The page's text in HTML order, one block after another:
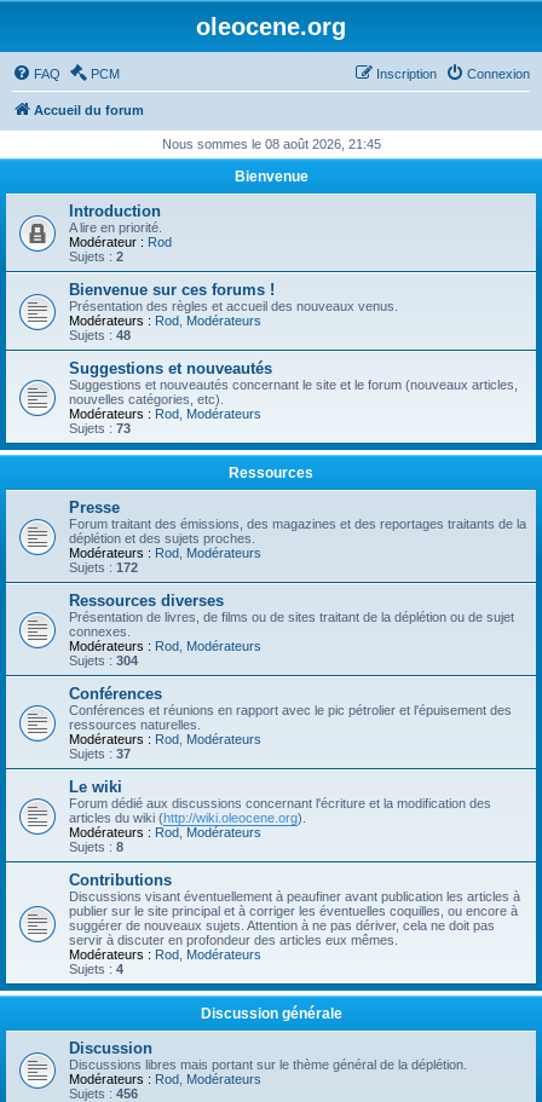
oleocene.org
FAQ PCM Connexion
Inscription
Accueil du forum
Nous sommes le 08 août 2026, 21:45
Bienvenue
Introduction
A lire en priorité.
Modérateur : Rod
Sujets : 2
Bienvenue sur ces forums !
Présentation des règles et accueil des nouveaux venus.
Modérateurs : Rod Modérateurs
Sujets : 48
Suggestions et nouveautés
Suggestions et nouveautés concernant le site et le forum (nouveaux articles,
nouvelles catégories, etc).
Modérateurs : Rod Modérateurs
Sujets : 73
Ressources
Presse
Forum traitant des émissions, des magazines et des reportages traitants de la
déplétion et des sujets proches.
Modérateurs : Rod Modérateurs
Sujets : 172
Ressources diverses
Présentation de livres, de films ou de sites traitant de la déplétion ou de sujet
connexes.
Modérateurs : Rod Modérateurs
Sujets : 304
Conférences
Conférences et réunions en rapport avec le pic pétrolier et l'épuisement des
ressources naturelles.
Modérateurs : Rod Modérateurs
Sujets : 37
Le wiki
Forum dédié aux discussions concernant l'écriture et la modification des
articles du wiki (http://wiki.oleocene.org).
Modérateurs : Rod Modérateurs
Sujets : 8
Contributions
Discussions visant éventuellement à peaufiner avant publication les articles à
publier sur le site principal et à corriger les éventuelles coquilles, ou encore à
suggérer de nouveaux sujets. Attention à ne pas dériver, cela ne doit pas
servir à discuter en profondeur des articles eux mêmes.
Modérateurs : Rod Modérateurs
Sujets : 4
Discussion générale
Discussion
Discussions libres mais portant sur le thème général de la déplétion.
Modérateurs : Rod Modérateurs
Sujets : 456